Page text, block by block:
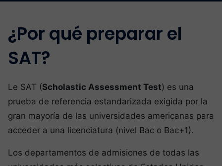
¿Por qué preparar el
SAT?
Le SAT (Scholastic Assessment Test) es una
prueba de referencia estandarizada exigida por la
gran mayoría de las universidades americanas para
acceder a una licenciatura (nivel Bac o Bac+1).
Los departamentos de admisiones de todas las